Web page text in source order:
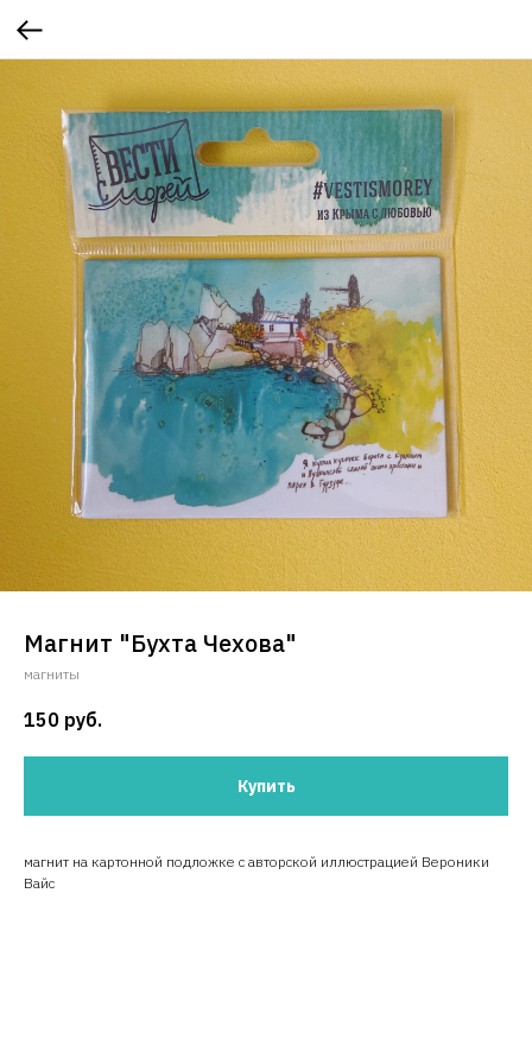
Магнит "Бухта Чехова"
магниты
150 руб.
Купить
магнит на картонной подложке с авторской иллюстрацией Вероники
Вайс